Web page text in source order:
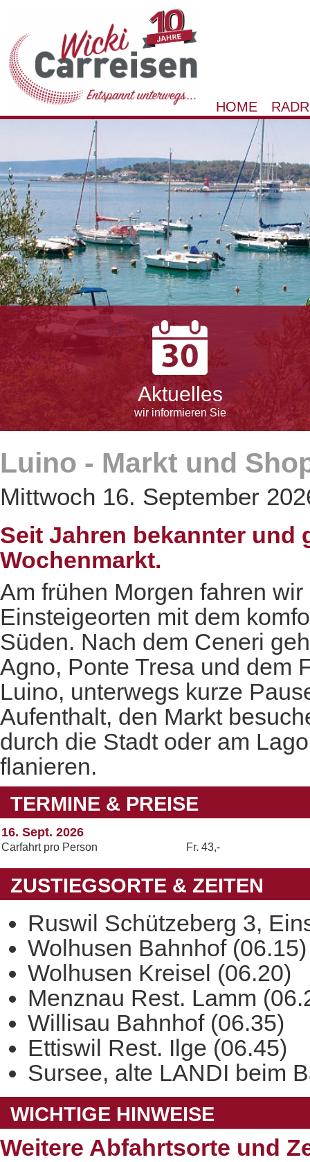
HOME
Aktuelles
wir informieren Sie
Luino - Markt und
Mittwoch 16. September
Seit Jahren bekannter und
Wochenmarkt.
Am frühen Morgen fahren
Einsteigeorten mit dem
Süden. Nach dem Ceneri
Agno, Ponte Tresa und dem
Luino, unterwegs kurze
Aufenthalt, den Markt
durch die Stadt oder am
flanieren.
TERMINE & PREISE
16. Sept. 2026
Carfahrt pro Person Fr. 43,-
ZUSTIEGSORTE & ZEITEN
Ruswil Schützeberg 3,
Wolhusen Bahnhof (06.15)
Wolhusen Kreisel (06.20)
Menznau Rest. Lamm
Willisau Bahnhof (06.35)
Ettiswil Rest. Ilge (06.45)
Sursee, alte LANDI beim
WICHTIGE HINWEISE
Weitere Abfahrtsorte und